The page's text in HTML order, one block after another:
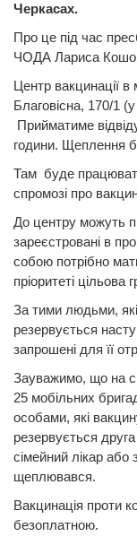
Черкасах.
Про це під час
ЧОДА Лариса
Центр вакцинації
Благовісна, 170/1
Прийматиме
години. Щеплення
Там буде
спромозі про
До центру можуть
зареєстровані в
собою потрібно
пріоритеті цільова
За тими людьми,
резервується
запрошені для її
Зауважимо, що на
25 мобільних
особами, які
резервується
сімейний лікар
щеплювався.
Вакцинація проти
безоплатною.